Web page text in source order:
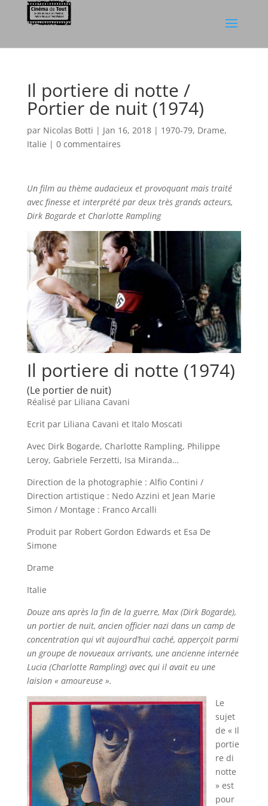
Il portiere di notte /
Portier de nuit (1974)
par Nicolas Botti | Jan 16, 2018| 1970-79, Drame,
Italie | 0 commentaires
Un film au thème audacieux et provoquant mais traité
avec finesse et interprété par deux très grands acteurs,
Dirk Bogarde et Charlotte Rampling
Il portiere di notte (1974)
(Le portier de nuit)
Réalisé par Liliana Cavani
Ecrit par Liliana Cavani et Italo Moscati
Avec Dirk Bogarde, Charlotte Rampling, Philippe
Leroy, Gabriele Ferzetti, Isa Miranda…
Direction de la photographie : Alfio Contini /
Direction artistique : Nedo Azzini et Jean Marie
Simon / Montage : Franco Arcalli
Produit par Robert Gordon Edwards et Esa De
Simone
Drame
Italie
Douze ans après la fin de la guerre, Max (Dirk Bogarde),
un portier de nuit, ancien officier nazi dans un camp de
concentration qui vit aujourd’hui caché, apperçoit parmi
un groupe de novueaux arrivants, une ancienne internée
Lucia (Charlotte Rampling) avec qui il avait eu une
laision « amoureuse ».
Le
sujet
de « Il
portie
re di
notte
» est
pour